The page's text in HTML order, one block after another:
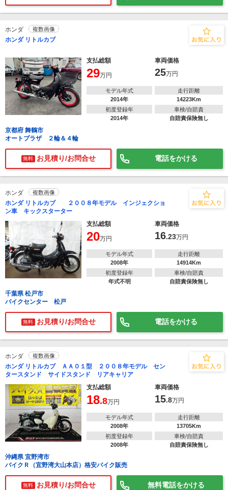
ホンダ 複数画像
ホンダ リトルカブ
支払総額 車両価格
29万円 25万円
モデル年式
2014年
走行距離
14223Km
初度登録年
2014年
車検/自賠責
自賠責保険無し
京都府 舞鶴市
オートプラザ ２輪＆４輪
無料 お見積り/お問合せ 電話をかける
ホンダ 複数画像
ホンダ リトルカブ ２００８年モデル インジェクショ
ン車 キックスターター
支払総額
車両価格
20万円 16.23万円
モデル年式
2008年
走行距離
14914Km
初度登録年
年式不明
車検/自賠責
自賠責保険無し
千葉県 松戸市
バイクセンター 松戸
無料 お見積り/お問合せ 電話をかける
ホンダ 複数画像
ホンダ リトルカブ ＡＡ０１型 ２００８年モデル セン
タースタンド サイドスタンド リアキャリア
支払総額
車両価格
18.8万円 15.8万円
モデル年式
2008年
走行距離
13705Km
初度登録年
2008年
車検/自賠責
自賠責保険無し
沖縄県 宜野湾市
バイクＲ（宜野湾大山本店）格安バイク販売
無料 お見積り/お問合せ 無料電話をかける